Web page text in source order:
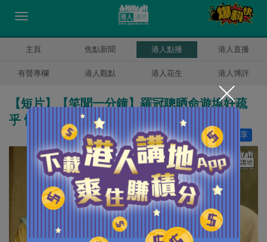
主頁 焦點新聞 港人點播 港人直播
有聲專欄 港人觀點 港人花生 港人博評
【短片】【笑聞一分鐘】羅冠聰晒命遊埠好疏
乎 懶理「移英」手足生活艱難？
分享
讚好 46